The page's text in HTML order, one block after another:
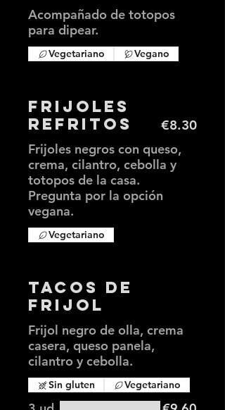
Acompañado de totopos
para dipear.
Vegetariano Vegano
Frijoles
Refritos
Frijoles negros con queso,
crema, cilantro, cebolla y
totopos de la casa.
Pregunta por la opción
vegana.
€8.30
Vegetariano
Tacos de
Frijol
Frijol negro de olla, crema
casera, queso panela,
cilantro y cebolla.
Sin gluten Vegetariano